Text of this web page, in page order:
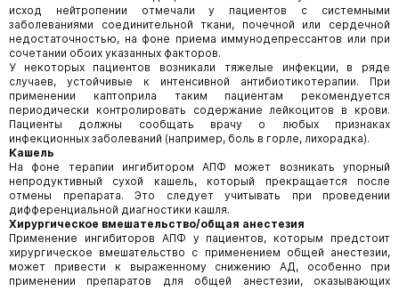
исход нейтропении отмечали у пациентов с системными
заболеваниями соединительной ткани, почечной или сердечной
недостаточностью, на фоне приема иммуно­депрессантов или при
сочетании обоих указанных факторов.
У некоторых пациентов возникали тяжелые инфекции, в ряде
случаев, устойчивые к интенсивной антибиотикотерапии. При
применении каптоприла таким пациентам рекомендуется
периодически контролировать содержание лейкоцитов в крови.
Пациенты должны сообщать врачу о любых признаках
инфекционных заболеваний (например, боль в горле, лихорадка).
Кашель
На фоне терапии ингибитором АПФ может возникать упорный
непродуктивный сухой кашель, который прекращается после
отмены препарата. Это следует учитывать при проведении
дифференциальной диагностики кашля.
Хирургическое вмешательство/общая анестезия
Применение ингибиторов АПФ у пациентов, которым предстоит
хирургическое вмешательство с применением общей анестезии,
может привести к выраженному снижению АД, особенно при
применении препаратов для общей анестезии, оказывающих